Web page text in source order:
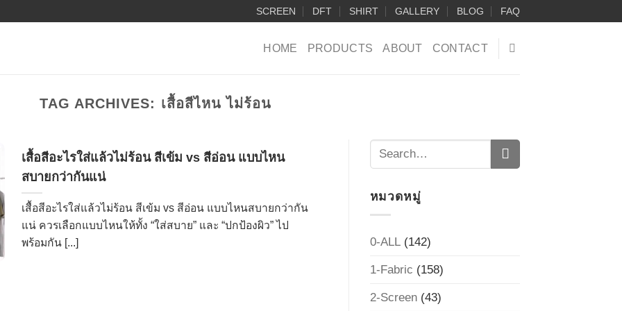
SCREEN DFT SHIRT GALLERY BLOG FAQ
HOME PRODUCTS ABOUT CONTACT
TAG ARCHIVES: เสื้อสีไหน ไม่ร้อน
เสื้อสีอะไรใส่แล้วไม่ร้อน สีเข้ม vs สีอ่อน แบบไหน
สบายกว่ากันแน่
เสื้อสีอะไรใส่แล้วไม่ร้อน สีเข้ม vs สีอ่อน แบบไหนสบายกว่ากัน
แน่ ควรเลือกแบบไหนให้ทั้ง “ใส่สบาย” และ “ปกป้องผิว” ไป
พร้อมกัน [...]
หมวดหมู่
0-ALL(142)
1-Fabric (158)
2-Screen(43)